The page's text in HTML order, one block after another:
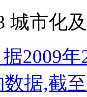
城市化